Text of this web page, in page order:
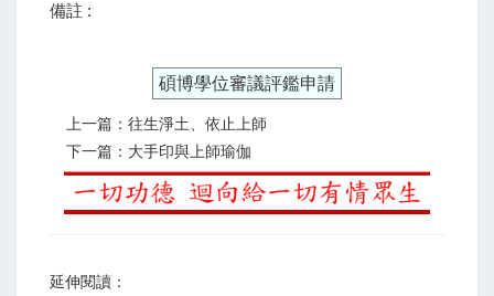
備註 :
碩博學位審議評鑑申請
上一篇：往生淨土、依止上師
下一篇：大手印與上師瑜伽
延伸閱讀：